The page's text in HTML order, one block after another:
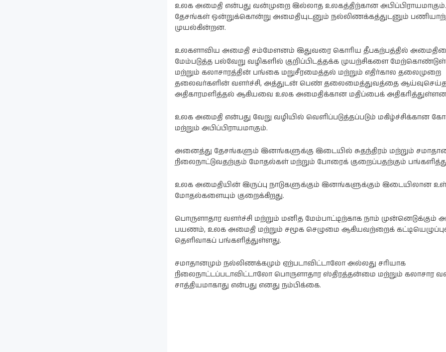
உலக அமைதி என்பது வன்முறை இல்லாத உலகத்திற்கான
தேசங்கள் ஒன்றுக்கொன்று அமைதியுடனும் நல்லிணக்கத்துடனும்
முயல்கின்றன.
உலகளாவிய அமைதி சம்மேளனம் இதுவரை கொரிய தீபகற்பத்தில்
மேம்படுத்த பல்வேறு வழிகளில் குறிப்பிடத்தக்க முயற்சிகளை
மற்றும் கலாசாரத்தின் பங்கை மறுசீரமைத்தல் மற்றும் எதிர்கால தலைமுறை
தலைவர்களின் வளர்ச்சி, அத்துடன் பெண் தலைமைத்துவத்தை
அதிகாரமளித்தல் ஆகியவை உலக அமைதிக்கான மதிப்பைக்
உலக அமைதி என்பது வேறு வழியில் வெளிப்படுத்தப்படும் மகிழ்ச்சிக்கான
மற்றும் அபிப்பிராயமாகும்.
அனைத்து தேசங்களும் இனங்களுக்கு இடையில் சுதந்திரம் மற்றும்
நிலைநாட்டுவதற்கும் மோதல்கள் மற்றும் போரைக் குறைப்பதற்கும்
உலக அமைதியின் இருப்பு நாடுகளுக்கும் இனங்களுக்கும் இடையிலான
மோதல்களையும் குறைக்கிறது.
பொருளாதார வளர்ச்சி மற்றும் மனித மேம்பாட்டிற்காக நாம் முன்னெடுக்கும்
பயணம், உலக அமைதி மற்றும் சமூக செழுமை ஆகியவற்றைக்
தெளிவாகப் பங்களித்துள்ளது.
சமாதானமும் நல்லிணக்கமும் ஏற்படாவிட்டாலோ அல்லது சரியாக
நிலைநாட்டப்படாவிட்டாலோ பொருளாதார ஸ்திரத்தன்மை மற்றும் கலாசார
சாத்தியமாகாது என்பது எனது நம்பிக்கை.